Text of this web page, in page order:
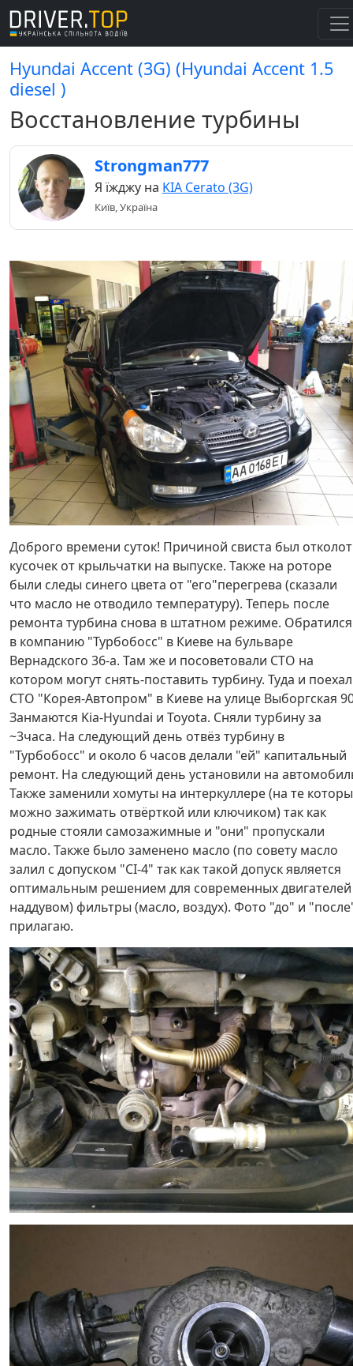
Hyundai Accent (3G) (Hyundai Accent 1.5
diesel )
Восстановление турбины
Strongman777
Я їжджу на KIA Cerato (3G)
Київ, Україна
Доброго времени суток! Причиной свиста был отколот
кусочек от крыльчатки на выпуске. Также на роторе
были следы синего цвета от "его"перегрева (сказали
что масло не отводило температуру). Теперь после
ремонта турбина снова в штатном режиме. Обратился
в компанию "Турбобосс" в Киеве на бульваре
Вернадского 36-а. Там же и посоветовали СТО на
котором могут снять-поставить турбину. Туда и
СТО "Корея-Автопром" в Киеве на улице Выборгская
Занмаются Kia-Hyundai и Toyota. Сняли турбину за
~3часа. На следующий день отвёз турбину в
"Турбобосс" и около 6 часов делали "ей" капитальный
ремонт. На следующий день установили на
Также заменили хомуты на интеркуллере (на те
можно зажимать отвёрткой или ключиком) так как
родные стояли самозажимные и "они" пропускали
масло. Также было заменено масло (по совету масло
залил с допуском "CI-4" так как такой допуск является
оптимальным решением для современных двигателей
наддувом) фильтры (масло, воздух). Фото "до" и
прилагаю.